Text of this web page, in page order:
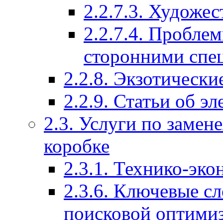
2.2.7.3.
2.2.7.4.
сторонними
2.2.8.
2.2.9. Статьи об
2.3. Услуги по
коробке
2.3.1. Технико-
2.3.6. Ключевые
поисковой